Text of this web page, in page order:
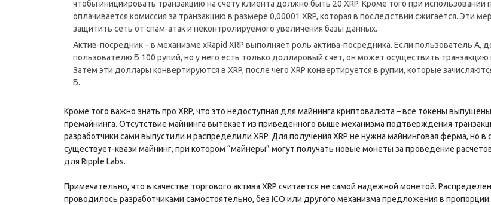
чтобы инициировать транзакцию на счету клиента должно быть 20 XRP. Кроме того при использовании
оплачивается комиссия за транзакцию в размере 0,00001 XRP, которая в последствии сжигается. Эти
защитить сеть от спам-атак и неконтролируемого увеличения базы данных.
Актив-посредник – в механизме xRapid XRP выполняет роль актива-посредника. Если пользователь А,
пользователю Б 100 рупий, но у него есть только долларовый счет, он может осуществить транзакцию
Затем эти доллары конвертируются в XRP, после чего XRP конвертируется в рупии, которые
Б.
Кроме того важно знать про XRP, что это недоступная для майнинга криптовалюта – все токены
премайнинга. Отсутствие майнинга вытекает из приведенного выше механизма подтверждения
разработчики сами выпустили и распределили XRP. Для получения XRP не нужна майнинговая ферма, но в
существует-квази майнинг, при котором “майнеры” могут получать новые монеты за проведение
для Ripple Labs.
Примечательно, что в качестве торгового актива XRP считается не самой надежной монетой.
проводилось разработчиками самостоятельно, без ICO или другого механизма предложения в